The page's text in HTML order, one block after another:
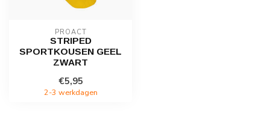
PROACT
STRIPED
SPORTKOUSEN GEEL
ZWART
€5,95
2-3 werkdagen